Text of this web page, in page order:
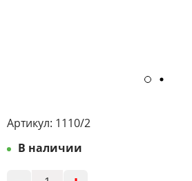
Артикул: 1110/2
В наличии